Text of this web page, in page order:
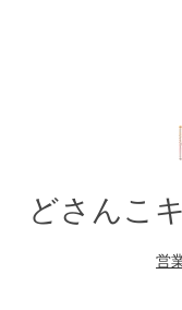
どさんこ
営